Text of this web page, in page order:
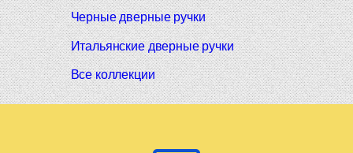
Черные дверные ручки
Итальянские дверные ручки
Все коллекции